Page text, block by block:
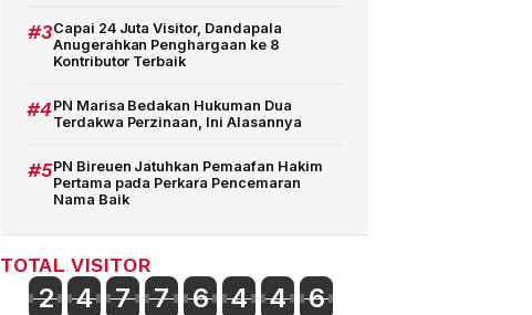
#3Capai 24 Juta Visitor, Dandapala
Anugerahkan Penghargaan ke 8
Kontributor Terbaik
#4PN Marisa Bedakan Hukuman Dua
Terdakwa Perzinaan, Ini Alasannya
#5PN Bireuen Jatuhkan Pemaafan Hakim
Pertama pada Perkara Pencemaran
Nama Baik
TOTAL VISITOR
2 4 7 7 6 4 4 6